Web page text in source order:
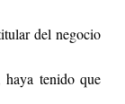
del negocio
haya tenido que